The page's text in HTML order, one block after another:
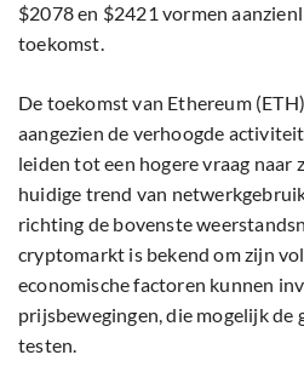
$2078 en $2421 vormen
toekomst.
De toekomst van Ethereum
aangezien de verhoogde
leiden tot een hogere vraag naar
huidige trend van
richting de bovenste
cryptomarkt is bekend om zijn
economische factoren kunnen
prijsbewegingen, die mogelijk de
testen.